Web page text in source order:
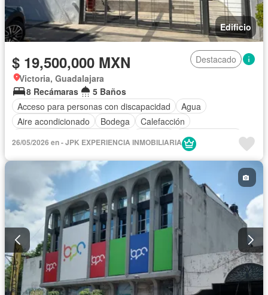
Edificio
$ 19,500,000 MXN
Destacado
Victoria, Guadalajara
8 Recámaras
5 Baños
Acceso para personas con discapacidad
Agua
Aire acondicionado
Bodega
Calefacción
Cocina integral
Despacho
26/05/2026 en - JPK EXPERIENCIA INMOBILIARIA